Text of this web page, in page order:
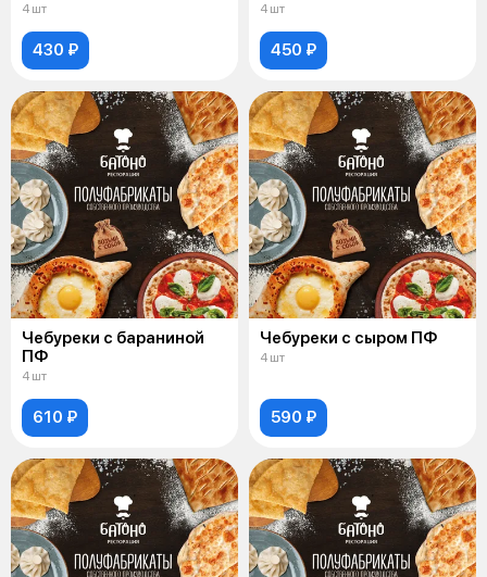
4 шт
430 ₽
4 шт
450 ₽
Чебуреки с бараниной
ПФ
4 шт
610 ₽
Чебуреки с сыром ПФ
4 шт
590 ₽